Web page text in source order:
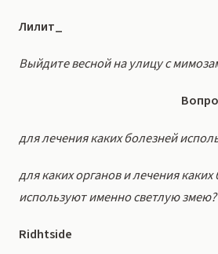
Лилит_
Выйдите весной на улицу с
для лечения каких болезней
для каких органов и лечения
используют именно светлую змею?
Ridhtside